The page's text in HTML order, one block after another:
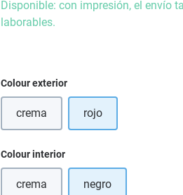
Disponible: con impresión, el envío
laborables.
Seleccione
Colour exterior
crema(Esta opción no está disponible en
rojo
Seleccione
Colour interior
crema(Esta opción no está disponible en
negro